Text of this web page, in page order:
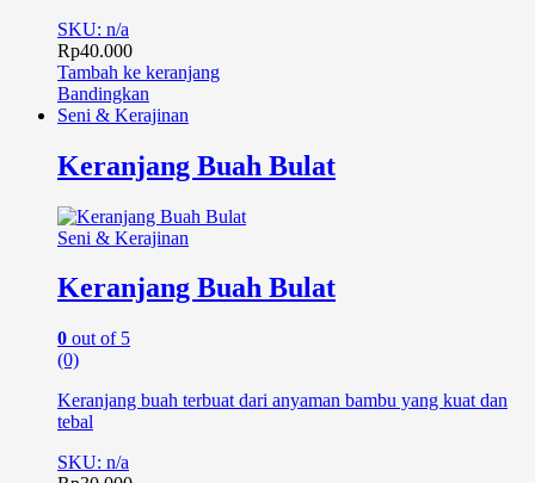
SKU: n/a
Rp40.000
Tambah ke keranjang
Bandingkan
Seni & Kerajinan
Keranjang Buah Bulat
Seni & Kerajinan
Keranjang Buah Bulat
0 out of 5
(0)
Keranjang buah terbuat dari anyaman bambu yang kuat dan
tebal
SKU: n/a